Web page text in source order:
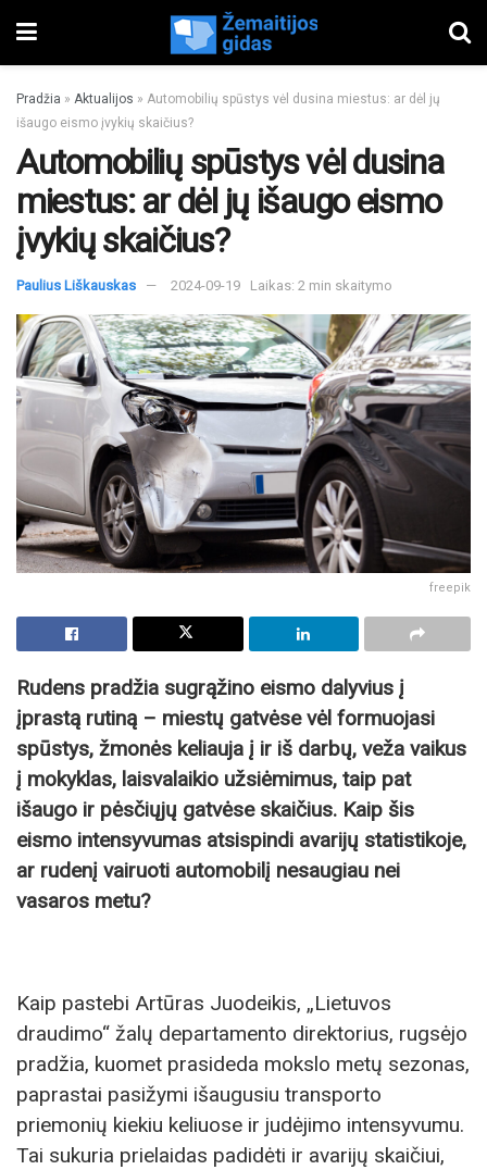
Pradžia » Aktualijos » Automobilių spūstys vėl dusina miestus: ar dėl jų
išaugo eismo įvykių skaičius?
Automobilių spūstys vėl dusina
miestus: ar dėl jų išaugo eismo
įvykių skaičius?
Paulius Liškauskas 2024-09-19 Laikas: 2 min skaitymo
freepik
Rudens pradžia sugrąžino eismo dalyvius į
įprastą rutiną – miestų gatvėse vėl formuojasi
spūstys, žmonės keliauja į ir iš darbų, veža vaikus
į mokyklas, laisvalaikio užsiėmimus, taip pat
išaugo ir pėsčiųjų gatvėse skaičius. Kaip šis
eismo intensyvumas atsispindi avarijų statistikoje,
ar rudenį vairuoti automobilį nesaugiau nei
vasaros metu?
Kaip pastebi Artūras Juodeikis, „Lietuvos
draudimo“ žalų departamento direktorius, rugsėjo
pradžia, kuomet prasideda mokslo metų sezonas,
paprastai pasižymi išaugusiu transporto
priemonių kiekiu keliuose ir judėjimo intensyvumu.
Tai sukuria prielaidas padidėti ir avarijų skaičiui,